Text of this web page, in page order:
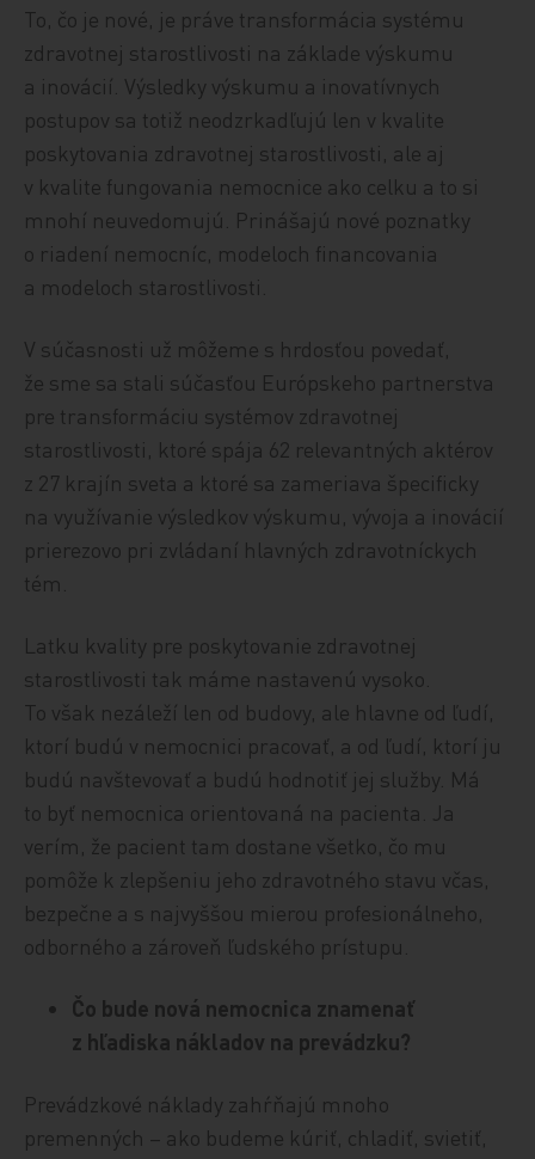
To, čo je nové, je práve transformácia systému
zdravotnej starostlivosti na základe výskumu
a inovácií. Výsledky výskumu a inovatívnych
postupov sa totiž neodzrkadľujú len v kvalite
poskytovania zdravotnej starostlivosti, ale aj
v kvalite fungovania nemocnice ako celku a to si
mnohí neuvedomujú. Prinášajú nové poznatky
o riadení nemocníc, modeloch financovania
a modeloch starostlivosti.
V súčasnosti už môžeme s hrdosťou povedať,
že sme sa stali súčasťou Európskeho partnerstva
pre transformáciu systémov zdravotnej
starostlivosti, ktoré spája 62 relevantných aktérov
z 27 krajín sveta a ktoré sa zameriava špecificky
na využívanie výsledkov výskumu, vývoja a inovácií
prierezovo pri zvládaní hlavných zdravotníckych
tém.
Latku kvality pre poskytovanie zdravotnej
starostlivosti tak máme nastavenú vysoko.
To však nezáleží len od budovy, ale hlavne od ľudí,
ktorí budú v nemocnici pracovať, a od ľudí, ktorí ju
budú navštevovať a budú hodnotiť jej služby. Má
to byť nemocnica orientovaná na pacienta. Ja
verím, že pacient tam dostane všetko, čo mu
pomôže k zlepšeniu jeho zdravotného stavu včas,
bezpečne a s najvyššou mierou profesionálneho,
odborného a zároveň ľudského prístupu.
Čo bude nová nemocnica znamenať
z hľadiska nákladov na prevádzku?
Prevádzkové náklady zahŕňajú mnoho
premenných – ako budeme kúriť, chladiť, svietiť,